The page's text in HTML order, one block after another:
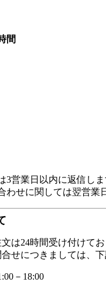
間
営業日以内に返信しま
せに関しては翌営業
は24時間受け付けてお
せにつきましては、
－18:00